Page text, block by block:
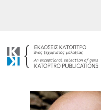
David Peat